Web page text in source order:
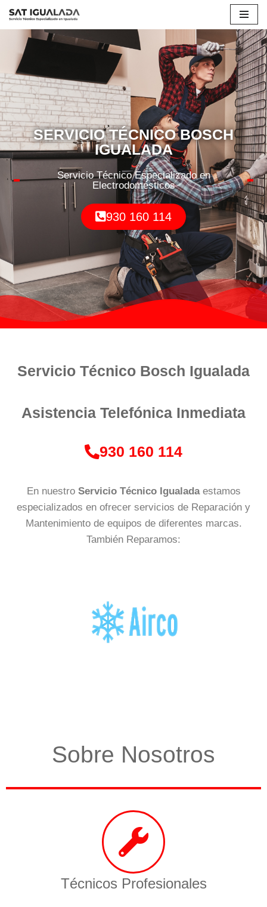
Saltar
contenido
SERVICIO TÉCNICO BOSCH
IGUALADA
Servicio Técnico Especializado en
Electrodomésticos
930 160 114
Servicio Técnico Bosch Igualada
Asistencia Telefónica Inmediata
930 160 114
En nuestro Servicio Técnico Igualada estamos
especializados en ofrecer servicios de Reparación y
Mantenimiento de equipos de diferentes marcas.
También Reparamos:
Sobre Nosotros
Técnicos Profesionales